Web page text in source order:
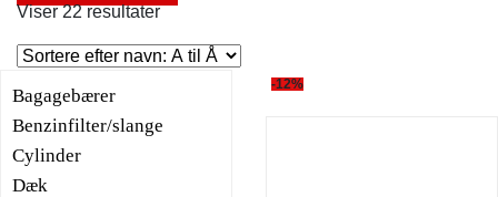
Viser 22 resultater
Bagagebærer
Benzinfilter/slange
Cylinder
Dæk
-12%